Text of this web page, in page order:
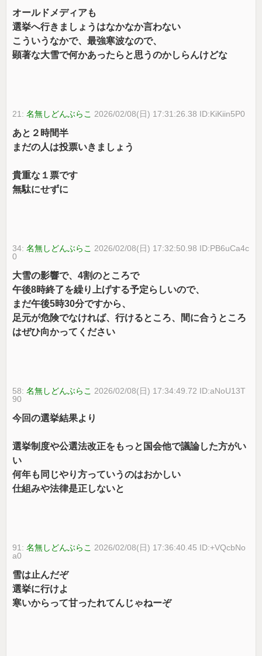
オールドメディアも
選挙へ行きましょうはなかなか言わない
こういうなかで、最強寒波なので、
顕著な大雪で何かあったらと思うのかしらんけどな
21:名無しどんぶらこ 2026/02/08(日) 17:31:26.38 ID:KiKiin5P0
あと２時間半
まだの人は投票いきましょう
貴重な１票です
無駄にせずに
34:名無しどんぶらこ 2026/02/08(日) 17:32:50.98 ID:PB6uCa4c
0
大雪の影響で、4割のところで
午後8時終了を繰り上げする予定らしいので、
まだ午後5時30分ですから、
足元が危険でなければ、行けるところ、間に合うところ
はぜひ向かってください
58:名無しどんぶらこ 2026/02/08(日) 17:34:49.72 ID:aNoU13T
90
今回の選挙結果より
選挙制度や公選法改正をもっと国会他で議論した方がい
い
何年も同じやり方っていうのはおかしい
仕組みや法律是正しないと
91:名無しどんぶらこ 2026/02/08(日) 17:36:40.45 ID:+VQcbNo
a0
雪は止んだぞ
選挙に行けよ
寒いからって甘ったれてんじゃねーぞ